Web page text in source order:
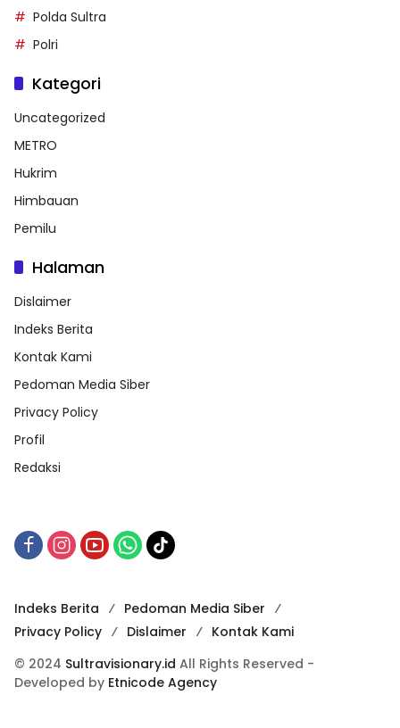
Polda Sultra
Polri
Kategori
Uncategorized
METRO
Hukrim
Himbauan
Pemilu
Halaman
Dislaimer
Indeks Berita
Kontak Kami
Pedoman Media Siber
Privacy Policy
Profil
Redaksi
Indeks Berita
Pedoman Media Siber
Privacy Policy
Dislaimer
Kontak Kami
© 2024 Sultravisionary.id All Rights Reserved -
Developed by Etnicode Agency